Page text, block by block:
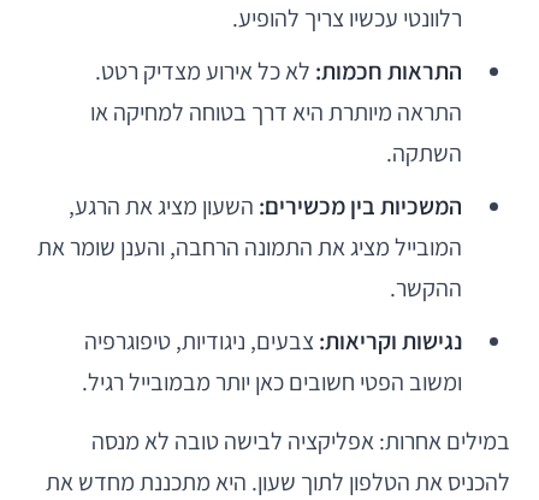
רלוונטי עכשיו צריך להופיע.
התראות חכמות: לא כל אירוע מצדיק רטט.
התראה מיותרת היא דרך בטוחה למחיקה או
השתקה.
המשכיות בין מכשירים: השעון מציג את הרגע,
המובייל מציג את התמונה הרחבה, והענן שומר את
ההקשר.
נגישות וקריאות:צבעים, ניגודיות, טיפוגרפיה
ומשוב הפטי חשובים כאן יותר מבמובייל רגיל.
במילים אחרות: אפליקציה לבישה טובה לא מנסה
להכניס את הטלפון לתוך שעון. היא מתכננת מחדש את